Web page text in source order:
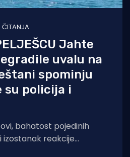
ČITANJA
Jahte
uvalu na
spominju
su policija i
bahatost pojedinih
reakcije